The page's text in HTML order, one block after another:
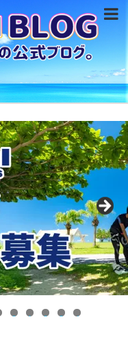
0 1 2 3 4